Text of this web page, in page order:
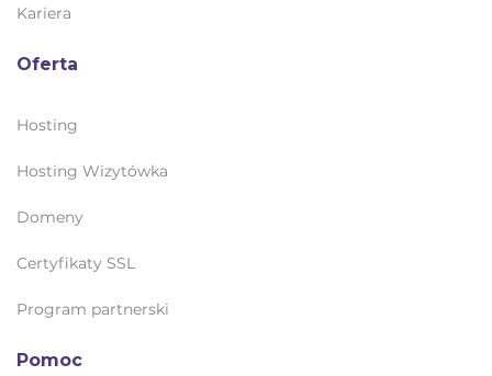
Kariera
Oferta
Hosting
Hosting Wizytówka
Domeny
Certyfikaty SSL
Program partnerski
Pomoc